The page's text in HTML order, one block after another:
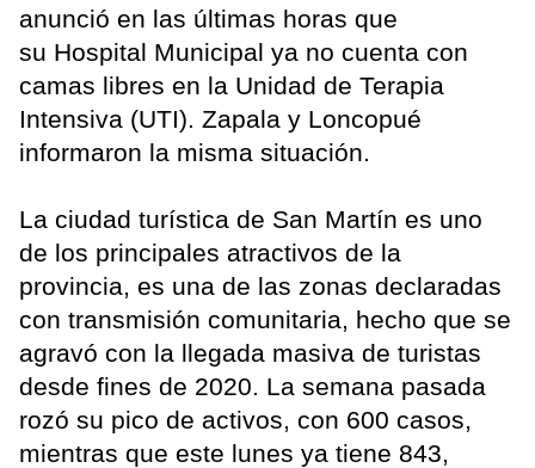
anunció en las últimas horas que
su Hospital Municipal ya no cuenta con
camas libres en la Unidad de Terapia
Intensiva (UTI). Zapala y Loncopué
informaron la misma situación.
La ciudad turística de San Martín es uno
de los principales atractivos de la
provincia, es una de las zonas declaradas
con transmisión comunitaria, hecho que se
agravó con la llegada masiva de turistas
desde fines de 2020. La semana pasada
rozó su pico de activos, con 600 casos,
mientras que este lunes ya tiene 843,